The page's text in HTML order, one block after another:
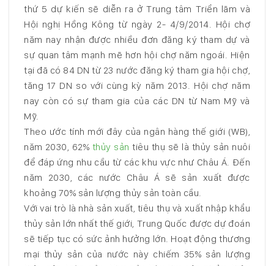
thứ 5 dự kiến sẽ diễn ra ở Trung tâm Triển lãm và
Hội nghị Hồng Kông từ ngày 2- 4/9/2014. Hội chợ
năm nay nhận được nhiều đơn đăng ký tham dự và
sự quan tâm mạnh mẽ hơn hội chợ năm ngoái. Hiện
tại đã có 84 DN từ 23 nước đăng ký tham gia hội chợ,
tăng 17 DN so với cùng kỳ năm 2013. Hội chợ năm
nay còn có sự tham gia của các DN từ Nam Mỹ và
Mỹ.
Theo ước tính mới đây của ngân hàng thế giới (WB),
năm 2030, 62% thủy sản tiêu thụ sẽ là thủy sản nuôi
để đáp ứng nhu cầu từ các khu vực như Châu Á. Đến
năm 2030, các nước Châu Á sẽ sản xuất được
khoảng 70% sản lượng thủy sản toàn cầu.
Với vai trò là nhà sản xuất, tiêu thụ và xuất nhập khẩu
thủy sản lớn nhất thế giới, Trung Quốc được dự đoán
sẽ tiếp tục có sức ảnh hưởng lớn. Hoạt động thương
mại thủy sản của nước này chiếm 35% sản lượng